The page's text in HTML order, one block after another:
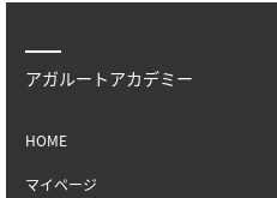
アガルートアカデミー
HOME
マイページ